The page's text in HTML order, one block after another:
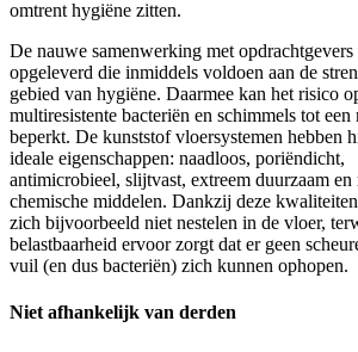
omtrent hygiëne zitten.
De nauwe samenwerking met opdrachtgevers
opgeleverd die inmiddels voldoen aan de
gebied van hygiëne. Daarmee kan het risico
multiresistente bacteriën en schimmels tot
beperkt. De kunststof vloersystemen hebben
ideale eigenschappen: naadloos, poriëndicht,
antimicrobieel, slijtvast, extreem duurzaam en
chemische middelen. Dankzij deze
zich bijvoorbeeld niet nestelen in de vloer,
belastbaarheid ervoor zorgt dat er geen
vuil (en dus bacteriën) zich kunnen ophopen.
Niet afhankelijk van derden